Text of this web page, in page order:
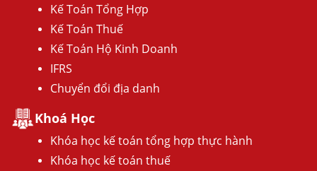
Kế Toán Tổng Hợp
Kế Toán Thuế
Kế Toán Hộ Kinh Doanh
IFRS
Chuyển đổi địa danh
Khoá Học
Khóa học kế toán tổng hợp thực hành
Khóa học kế toán thuế